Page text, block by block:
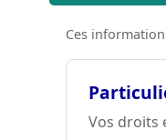
Ces
Vos droits